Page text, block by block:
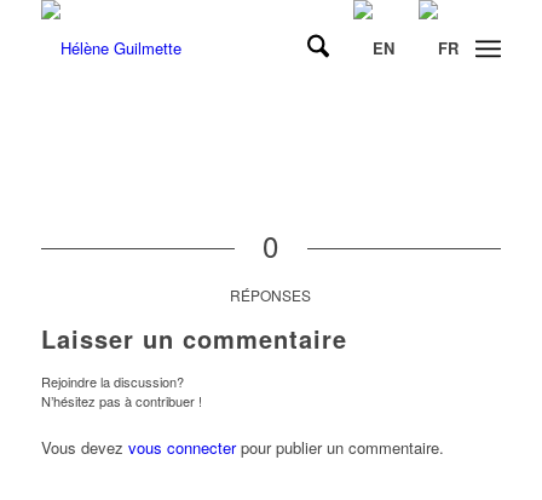
0
RÉPONSES
Laisser un commentaire
Rejoindre la discussion?
N’hésitez pas à contribuer !
Vous devez vous connecterpour publier un commentaire.